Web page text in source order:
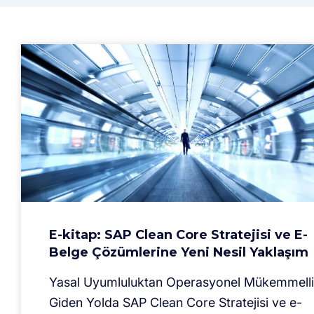
E-kitap: SAP Clean Core Stratejisi ve E-
Belge Çözümlerine Yeni Nesil Yaklaşım
Yasal Uyumluluktan Operasyonel
Giden Yolda SAP Clean Core Stratejisi ve e-